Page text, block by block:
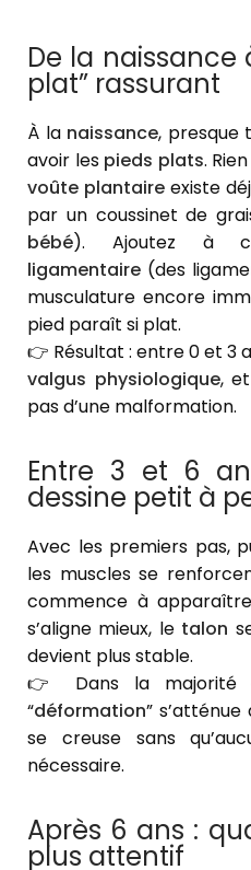
De la naissance
plat” rassurant
À la naissance, presque
avoir les pieds plats.
voûte plantaire existe
par un coussinet de
bébé). Ajoutez à
ligamentaire (des
musculature encore
pied paraît si plat.
👉 Résultat : entre 0 et 3
valgus physiologique,
pas d’une malformation.
Entre 3 et 6
dessine petit à
Avec les premiers pas,
les muscles se
commence à
s’aligne mieux, le talon
devient plus stable.
👉 Dans la majorité
“déformation”
se creuse sans
nécessaire.
Après 6 ans :
plus attentif